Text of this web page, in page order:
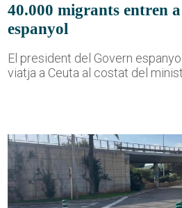
40.000 migrants entren
espanyol
El president del Govern
viatja a Ceuta al costat del